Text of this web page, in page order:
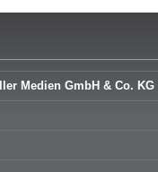
Medien GmbH & Co. KG